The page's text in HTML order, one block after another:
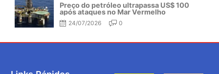
Preço do petróleo ultrapassa US$ 100
após ataques no Mar Vermelho
24/07/2026 0